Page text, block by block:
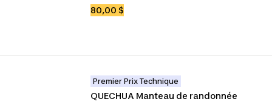
80,00 $
Premier Prix Technique
QUECHUA Manteau de randonnée